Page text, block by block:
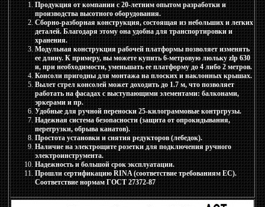
Продукция от компании с 20-летним опытом разработки и
производства высотного оборудования.
Сборно-разборная конструкция, состоящая из небольших и легких
деталей. Благодаря этому она удобна для транспортировки и
хранения.
Модульная конструкция рабочей платформы позволяет изменять
ее длину. К примеру, вы можете купить 6-метровую люльку zlp 630
и, при необходимости, уменьшать ее платформу до 4 либо 2 метров.
Консоли пригодны для монтажа на плоских и наклонных крышах.
Вылет стрел консолей может доходить до 1.7 м, что позволяет
работать на фасадах с выступающими элементами: балконами,
эркерами и пр.
Удобные для ручной переноски 25-килограммовые контргрузы.
Надежная система безопасности (защита от опрокидывания,
перегрузки, обрыва канатов).
Простота установки и снятия редукторов (лебедок).
Наличие на электрощите розетки для подключения ручного
электроинструмента.
Надежность и большой срок эксплуатации.
Прошли сертификацию RINA (соответствие требованиям ЕС).
Соответствие нормам ГОСТ 27372-87